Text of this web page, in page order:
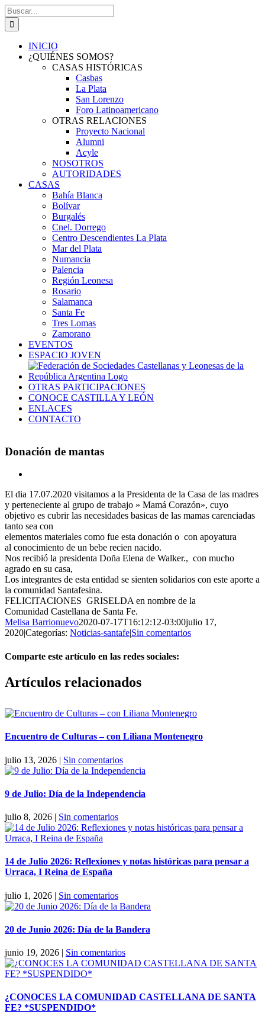
Saltar
al
contenido
Buscar:
INICIO
¿QUIÉNES SOMOS?
CASAS HISTÓRICAS
Casbas
La Plata
San Lorenzo
Foro Latinoamericano
OTRAS RELACIONES
Proyecto Nacional
Alumni
Acyle
NOSOTROS
AUTORIDADES
CASAS
Bahía Blanca
Bolívar
Burgalés
Cnel. Dorrego
Centro Descendientes La Plata
Mar del Plata
Numancia
Palencia
Región Leonesa
Rosario
Salamanca
Santa Fe
Tres Lomas
Zamorano
EVENTOS
ESPACIO JOVEN
OTRAS PARTICIPACIONES
CONOCE CASTILLA Y LEÓN
ENLACES
CONTACTO
Donación de mantas
más
grande
El dia 17.07.2020 visitamos a la Presidenta de la Casa de las madres
y perteneciente al grupo de trabajo » Mamá Corazón», cuyo
objetivo es cubrir las necesidades basicas de las mamas carenciadas
tanto sea con
elementos materiales como fue esta donación o con apoyatura
al conocimiento de un bebe recien nacido.
Nos recibió la presidenta Doña Elena de Walker., con mucho
agrado en su casa,
Los integrantes de esta entidad se sienten solidarios con este aporte a
la comunidad Santafesina.
FELICITACIONES GRISELDA en nombre de la
Comunidad Castellana de Santa Fe.
Melisa Barrionuevo2020-07-17T16:12:12-03:00julio 17,
2020|Categorías: Noticias-santafe|Sin comentarios
Comparte este artículo en las redes sociales:
Facebook
X
Reddit
LinkedIn
Pinterest
Vk
Artículos relacionados
Encuentro de Culturas – con Liliana Montenegro
julio 13, 2026 | Sin comentarios
9 de Julio: Día de la Independencia
julio 8, 2026 | Sin comentarios
14 de Julio 2026: Reflexiones y notas históricas para pensar a
Urraca, I Reina de España
julio 1, 2026 | Sin comentarios
20 de Junio 2026: Día de la Bandera
junio 19, 2026 | Sin comentarios
¿CONOCES LA COMUNIDAD CASTELLANA DE SANTA
FE? *SUSPENDIDO*